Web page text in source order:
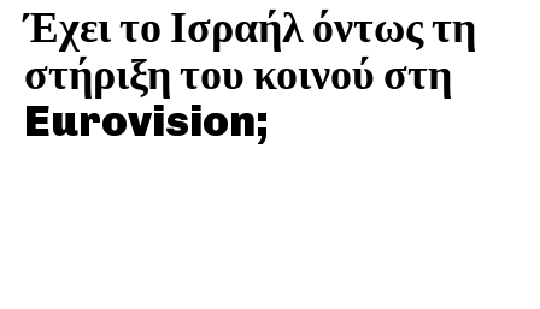
Έχει το Ισραήλ όντως τη
στήριξη του κοινού στη
Eurovision;